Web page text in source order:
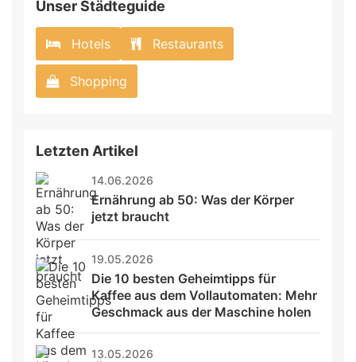
Unser Städteguide
Hotels Restaurants
Shopping
Letzten Artikel
14.06.2026
Ernährung ab 50: Was der Körper
jetzt braucht
19.05.2026
Die 10 besten Geheimtipps für
Kaffee aus dem Vollautomaten: Mehr
Geschmack aus der Maschine holen
13.05.2026